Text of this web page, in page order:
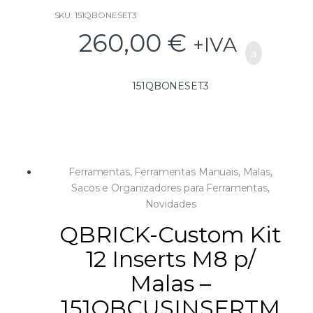
3 – 151QBONETB350EXP
ONE ToolBox 350 EXPERT
SKU: 151QBONESET3
260,00 € +IVA
151QBONESET3
Ferramentas, Ferramentas Manuais, Malas,
Sacos e Organizadores para Ferramentas,
Novidades
QBRICK-Custom Kit
12 Inserts M8 p/
Malas –